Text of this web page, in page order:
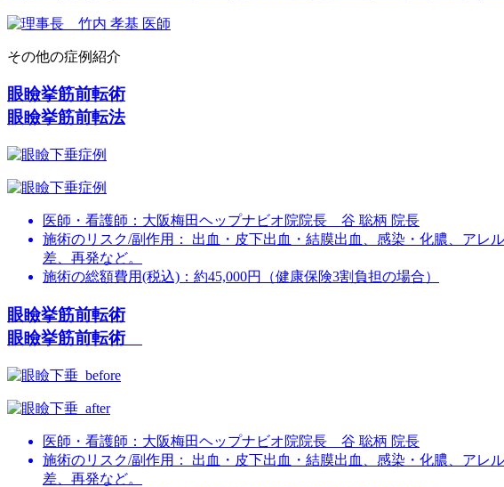
その他の症例紹介
眼瞼挙筋前転術
眼瞼挙筋前転法
医師・看護師： 大阪梅田ヘップナビオ院院長 谷 聡柄 院長
施術のリスク/副作用：
出血・皮下出血・結膜出血、感染・化膿、アレ
差、再発など。
施術の総額費用(税込)： 約45,000円（健康保険3割負担の場合）
眼瞼挙筋前転術
眼瞼挙筋前転術
医師・看護師： 大阪梅田ヘップナビオ院院長 谷 聡柄 院長
施術のリスク/副作用：
出血・皮下出血・結膜出血、感染・化膿、アレ
差、再発など。